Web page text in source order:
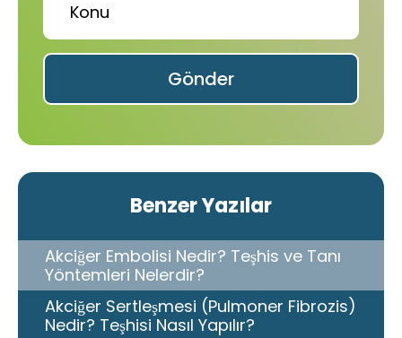
Gönder
Benzer Yazılar
Akciğer Embolisi Nedir? Teşhis ve Tanı
Yöntemleri Nelerdir?
Akciğer Sertleşmesi (Pulmoner Fibrozis)
Nedir? Teşhisi Nasıl Yapılır?